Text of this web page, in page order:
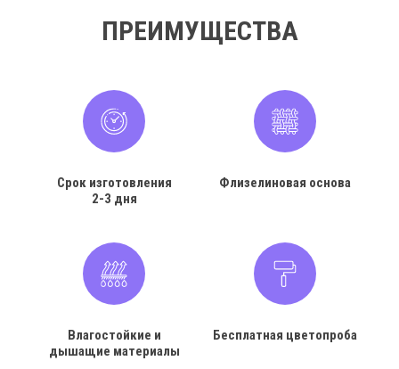
ПРЕИМУЩЕСТВА
Срок изготовления
2-3 дня
Флизелиновая основа
Влагостойкие и
дышащие материалы
Бесплатная цветопроба